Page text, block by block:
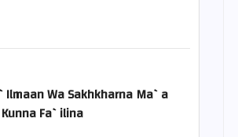
Wa Sakhkharna Ma`a
Fa`ilina